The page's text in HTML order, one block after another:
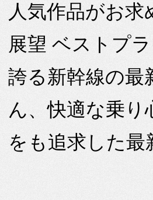
人気作品がお
展望 ベストプ
誇る新幹線の最
ん、快適な乗
をも追求した最